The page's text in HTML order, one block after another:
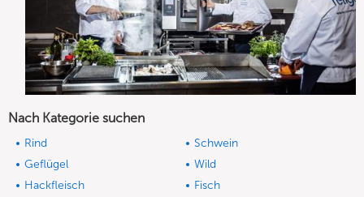
Nach Kategorie suchen
Rind
Schwein
Geflügel
Wild
Hackfleisch
Fisch